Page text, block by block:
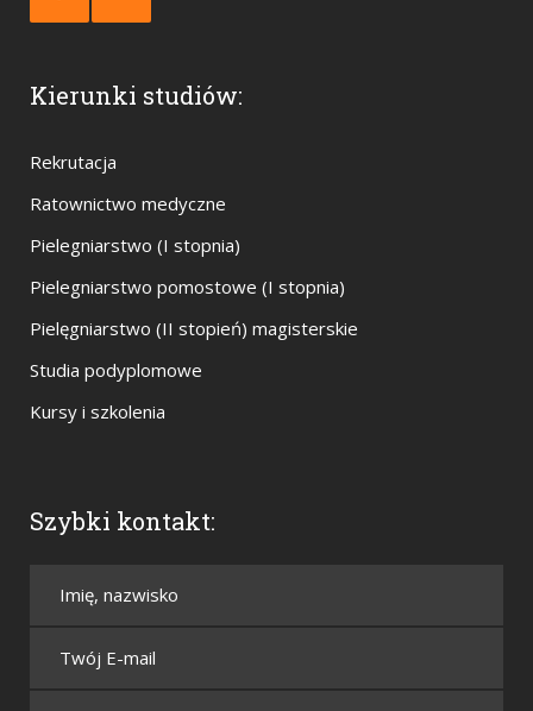
Kierunki studiów:
Rekrutacja
Ratownictwo medyczne
Pielegniarstwo (I stopnia)
Pielegniarstwo pomostowe (I stopnia)
Pielęgniarstwo (II stopień) magisterskie
Studia podyplomowe
Kursy i szkolenia
Szybki kontakt: